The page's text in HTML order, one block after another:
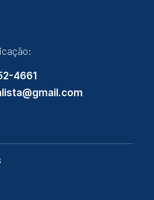
4661